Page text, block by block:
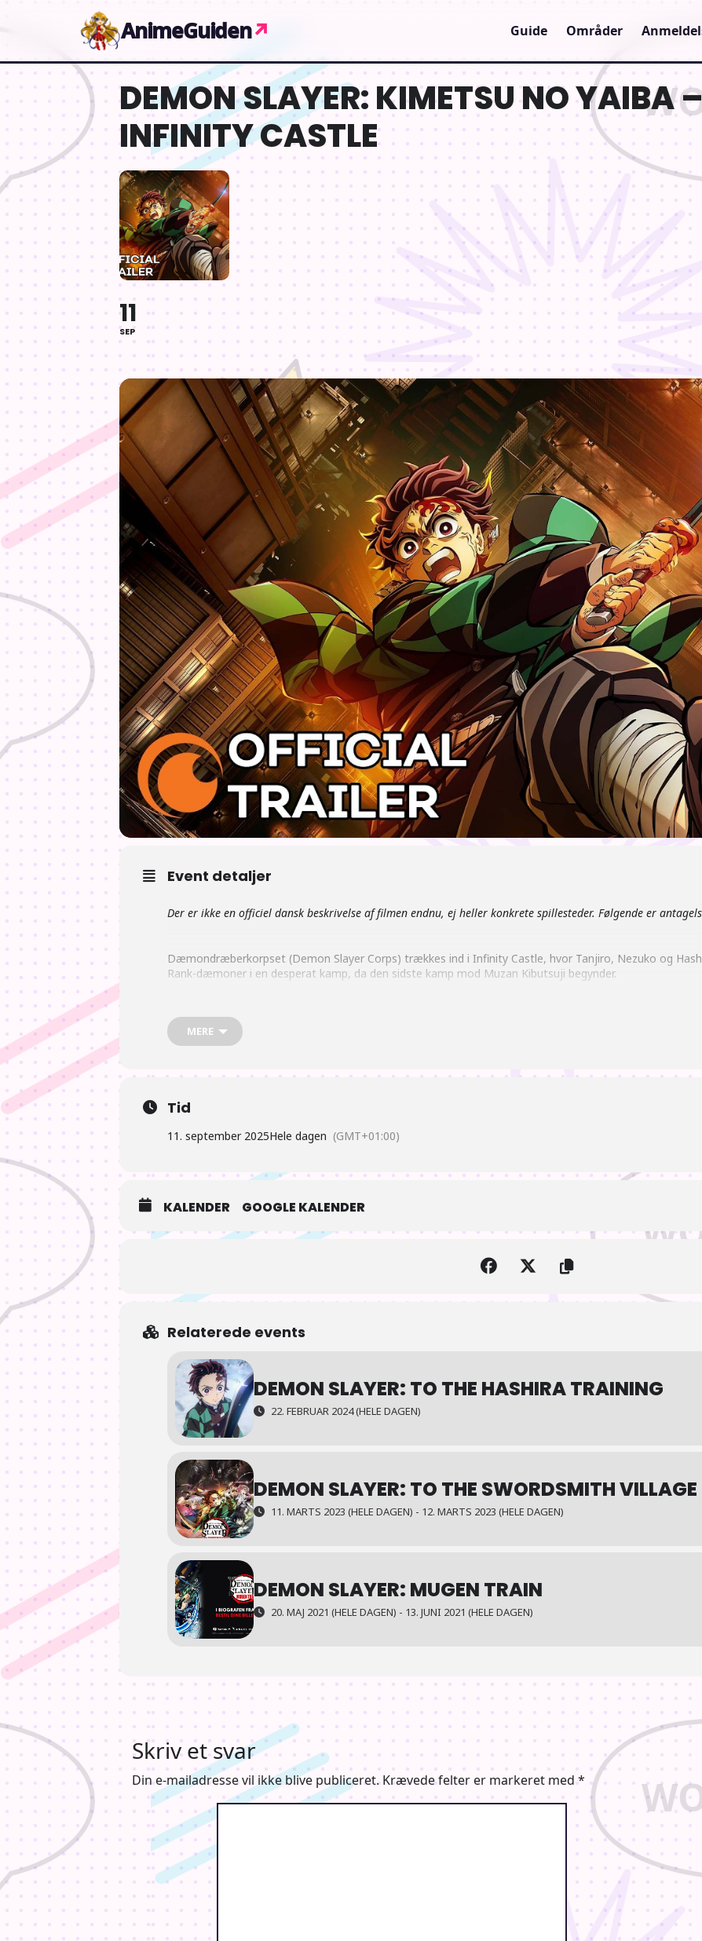
AnimeGuiden↗ Guide Områder
DEMON SLAYER: KIMETSU NO YAIBA
INFINITY CASTLE
11
SEP
Event detaljer
Der er ikke en officiel dansk beskrivelse af filmen endnu, ej heller konkrete spillesteder. Følgende er
Dæmondræberkorpset (Demon Slayer Corps) trækkes ind i Infinity Castle, hvor Tanjiro, Nezuko og
Rank-dæmoner i en desperat kamp, da den sidste kamp mod Muzan Kibutsuji begynder.
MERE
Tid
11. september 2025Hele dagen (GMT+01:00)
KALENDER GOOGLE KALENDER
Relaterede events
DEMON SLAYER: TO THE HASHIRA TRAINING
22. FEBRUAR 2024 (HELE DAGEN)
DEMON SLAYER: TO THE SWORDSMITH VILLAGE
11. MARTS 2023 (HELE DAGEN) - 12. MARTS 2023 (HELE DAGEN)
DEMON SLAYER: MUGEN TRAIN
20. MAJ 2021 (HELE DAGEN) - 13. JUNI 2021 (HELE DAGEN)
Skriv et svar
Din e-mailadresse vil ikke blive publiceret. Krævede felter er markeret med *